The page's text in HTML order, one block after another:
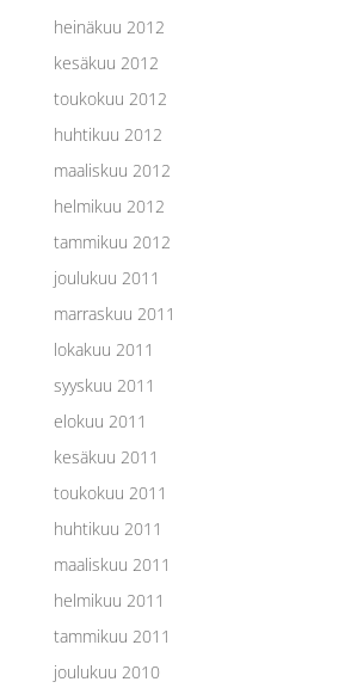
heinäkuu 2012
kesäkuu 2012
toukokuu 2012
huhtikuu 2012
maaliskuu 2012
helmikuu 2012
tammikuu 2012
joulukuu 2011
marraskuu 2011
lokakuu 2011
syyskuu 2011
elokuu 2011
kesäkuu 2011
toukokuu 2011
huhtikuu 2011
maaliskuu 2011
helmikuu 2011
tammikuu 2011
joulukuu 2010